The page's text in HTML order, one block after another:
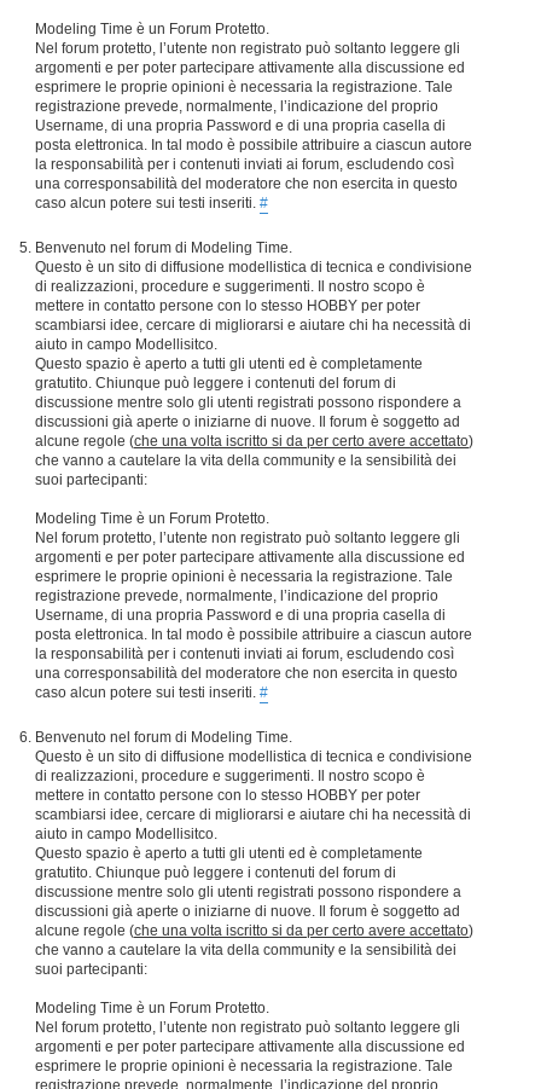
Modeling Time è un Forum Protetto.
Nel forum protetto, l’utente non registrato può soltanto leggere gli
argomenti e per poter partecipare attivamente alla discussione ed
esprimere le proprie opinioni è necessaria la registrazione. Tale
registrazione prevede, normalmente, l’indicazione del proprio
Username, di una propria Password e di una propria casella di
posta elettronica. In tal modo è possibile attribuire a ciascun autore
la responsabilità per i contenuti inviati ai forum, escludendo così
una corresponsabilità del moderatore che non esercita in questo
caso alcun potere sui testi inseriti. #
Benvenuto nel forum di Modeling Time.
Questo è un sito di diffusione modellistica di tecnica e condivisione
di realizzazioni, procedure e suggerimenti. Il nostro scopo è
mettere in contatto persone con lo stesso HOBBY per poter
scambiarsi idee, cercare di migliorarsi e aiutare chi ha necessità di
aiuto in campo Modellisitco.
Questo spazio è aperto a tutti gli utenti ed è completamente
gratutito. Chiunque può leggere i contenuti del forum di
discussione mentre solo gli utenti registrati possono rispondere a
discussioni già aperte o iniziarne di nuove. Il forum è soggetto ad
alcune regole (che una volta iscritto si da per certo avere accettato)
che vanno a cautelare la vita della community e la sensibilità dei
suoi partecipanti:
Modeling Time è un Forum Protetto.
Nel forum protetto, l’utente non registrato può soltanto leggere gli
argomenti e per poter partecipare attivamente alla discussione ed
esprimere le proprie opinioni è necessaria la registrazione. Tale
registrazione prevede, normalmente, l’indicazione del proprio
Username, di una propria Password e di una propria casella di
posta elettronica. In tal modo è possibile attribuire a ciascun autore
la responsabilità per i contenuti inviati ai forum, escludendo così
una corresponsabilità del moderatore che non esercita in questo
caso alcun potere sui testi inseriti. #
Benvenuto nel forum di Modeling Time.
Questo è un sito di diffusione modellistica di tecnica e condivisione
di realizzazioni, procedure e suggerimenti. Il nostro scopo è
mettere in contatto persone con lo stesso HOBBY per poter
scambiarsi idee, cercare di migliorarsi e aiutare chi ha necessità di
aiuto in campo Modellisitco.
Questo spazio è aperto a tutti gli utenti ed è completamente
gratutito. Chiunque può leggere i contenuti del forum di
discussione mentre solo gli utenti registrati possono rispondere a
discussioni già aperte o iniziarne di nuove. Il forum è soggetto ad
alcune regole (che una volta iscritto si da per certo avere accettato)
che vanno a cautelare la vita della community e la sensibilità dei
suoi partecipanti:
Modeling Time è un Forum Protetto.
Nel forum protetto, l’utente non registrato può soltanto leggere gli
argomenti e per poter partecipare attivamente alla discussione ed
esprimere le proprie opinioni è necessaria la registrazione. Tale
registrazione prevede, normalmente, l’indicazione del proprio